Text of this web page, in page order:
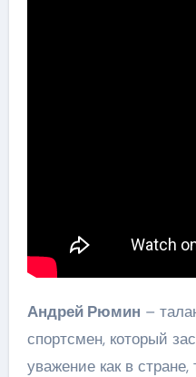
Андрей Рюмин –
спортсмен, который
уважение как в